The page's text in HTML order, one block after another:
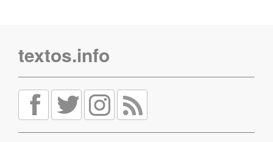
textos.info